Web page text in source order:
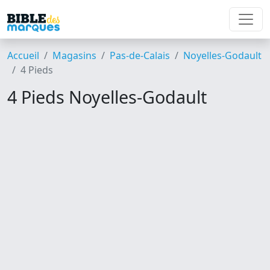
Accueil Magasins Pas-de-Calais
Noyelles-Godault
4 Pieds
4 Pieds Noyelles-Godault